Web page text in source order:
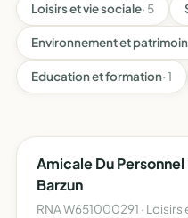
Loisirs et vie sociale· 5
Environnement et
Education et formation· 1
Amicale Du
Barzun
RNA W651000291 · Loisirs